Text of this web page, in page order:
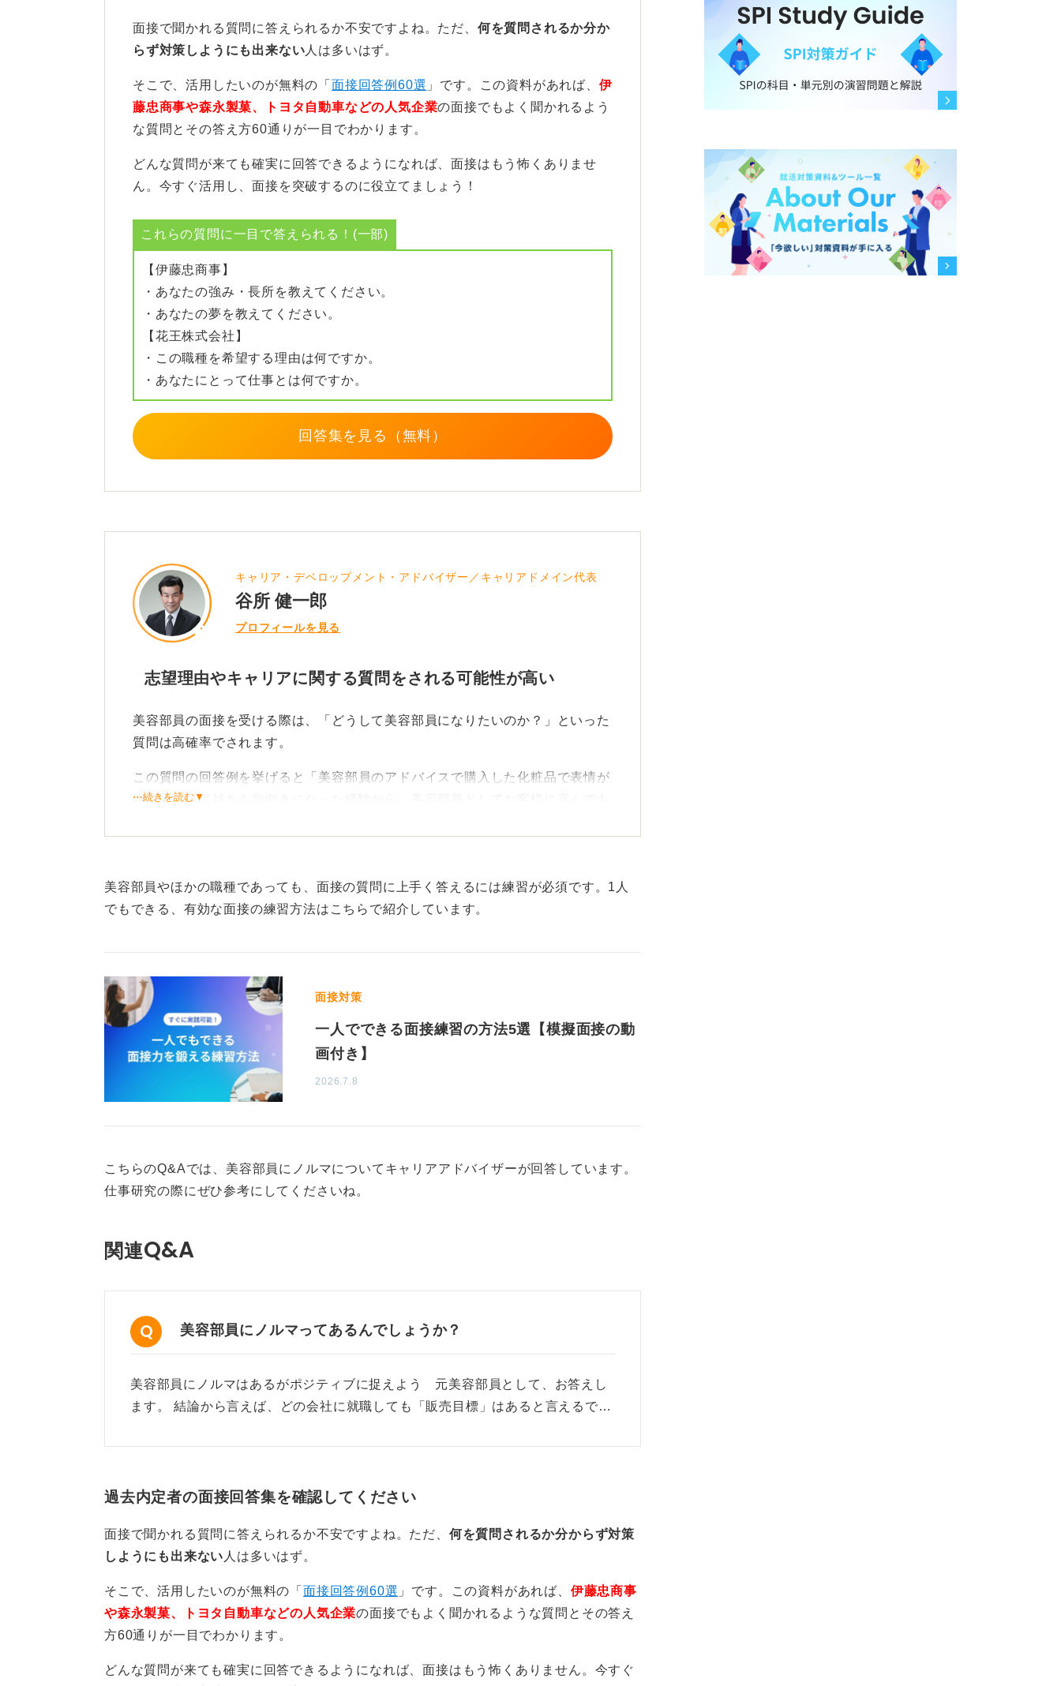
たとえば、「美容に関する知識は何がありますか？」「美容部員に近いアルバイ
持っている関連するスキルや経験を具体的に説明しましょう。
美容部員は顧客と直接対話をする職業なので、顧客サービスに関する質問が出る
たとえば、「困難なお客様に対してどのような対応をしますか？」や「お客様か
に対しては具体的な経験を元に、自分がどのようにお客様との信頼関係を築いて
問題を解決してきたかを説明しましょう。
美容業界は常に新しいトレンドが出てくる業界なので、自己啓発についての質問
が出ることもあります。
たとえば、「最新の美容トレンドについてどのように学んでいますか？」などが
挙げられます。これらの質問に対しては、自分がどのように新しい情報を得てス
キルを向上させているかを説明しましょう。
また、面接では最後に逆質問の時間が設けられます。この時間を活用して、自分
が働く企業についてより深く理解することが重要です。
られますか？」や「この企業の美容部員としてどのようにすれば活躍できます
0
面接で聞かれる質問に答えられるか不安ですよね。ただ、 何を質問されるか分か
らず対策しようにも出来ない 人は多いはず。
そこで、活用したいのが無料の「 面接回答例60選 」です。この資料があれば、 伊
藤忠商事や森永製菓、トヨタ自動車などの人気企業の面接でもよく聞かれるよう
な質問とその答え方60通りが一目でわかります。
どんな質問が来ても確実に回答できるようになれば、面接はもう怖くありませ
ん。今すぐ活用し、面接を突破するのに役立てましょう！
これらの質問に一目で答えられる！(一部)
【伊藤忠商事】
・あなたの強み・長所を教えてください。
・あなたの夢を教えてください。
【花王株式会社】
・この職種を希望する理由は何ですか。
・あなたにとって仕事とは何ですか。
回答集を見る（無料）
キャリア・デベロップメント・アドバイザー／キャリアドメイン代表
谷所 健一郎
プロフィールを見る
志望理由やキャリアに関する質問をされる可能性が高い
美容部員の面接を受ける際は、「どうして美容部員になりたいのか？」といった
質問は高確率でされます。
この質問の回答例を挙げると「美容部員のアドバイスで購入した化粧品で表情が
明るくなり気持ちも前向きになった経験から、美容部員としてお客様に喜んでも
「志望動機は何ですか？」という質問をされたときは、美容部員として叶えたい
ことや応募企業の魅力を回答しましょう。特に化粧品の特徴や魅力を伝えると良
「どういった美容部員になりたいですか？」と問われたときは、たとえば「美容
部員として実績を積んで、将来可能であればトレーナーとして後輩社員の育成も
したい」などと応募企業で実現可能な仕事を回答します。
「メイクアップアーティストになりたい」などと実現不可能なことは回答しない
ようにしましょう。
志望する企業の店舗や化粧品をしっかりと理解しておこう
に店舗に行って美容部員を観察しておきましょう。回答する際は、美容部員につ
いて好印象だった理由を具体的に伝えましょう。
用感を含めて整理しておくと良いですね。そのほかに土日祝日などの出勤につい
う。
面接の最後に「何か質問は？」と問われることがありますが、休日や待遇に関す
る質問ではなく、たとえば「入社時の研修のほかにどういった研修があります
をしましょう。
0
⋯続きを読む▼
美容部員やほかの職種であっても、面接の質問に上手く答えるには練習が必須です。1人
でもできる、有効な面接の練習方法はこちらで紹介しています。
面接対策
一人でできる面接練習の方法5選【模擬面接の動
画付き】
2026.7.8
こちらのQ&Aでは、美容部員にノルマについてキャリアアドバイザーが回答しています。
仕事研究の際にぜひ参考にしてくださいね。
関連Q&A
美容部員にノルマってあるんでしょうか？
美容部員にノルマはあるがポジティブに捉えよう 元美容部員として、お答えし
ます。 結論から言えば、どの会社に就職しても「販売目標」はあると言えるで…
過去内定者の面接回答集を確認してください
面接で聞かれる質問に答えられるか不安ですよね。ただ、 何を質問されるか分からず対策
しようにも出来ない 人は多いはず。
そこで、活用したいのが無料の「 面接回答例60選 」です。この資料があれば、 伊藤忠商事
や森永製菓、トヨタ自動車などの人気企業の面接でもよく聞かれるような質問とその答え
方60通りが一目でわかります。
どんな質問が来ても確実に回答できるようになれば、面接はもう怖くありません。今すぐ